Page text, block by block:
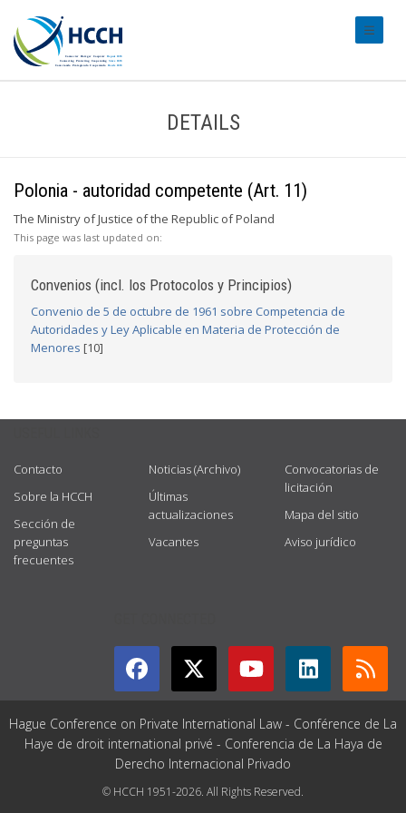
DETAILS
Polonia - autoridad competente (Art. 11)
The Ministry of Justice of the Republic of Poland
This page was last updated on:
Convenios (incl. los Protocolos y Principios)
Convenio de 5 de octubre de 1961 sobre Competencia de
Autoridades y Ley Aplicable en Materia de Protección de
Menores [10]
Contacto
Sobre la HCCH
Sección de
preguntas
frecuentes
Noticias (Archivo)
Últimas
actualizaciones
Vacantes
Convocatorias de
licitación
Mapa del sitio
Aviso jurídico
Hague Conference on Private International Law - Conférence de La
Haye de droit international privé - Conferencia de La Haya de
Derecho Internacional Privado
© HCCH 1951-2026. All Rights Reserved.